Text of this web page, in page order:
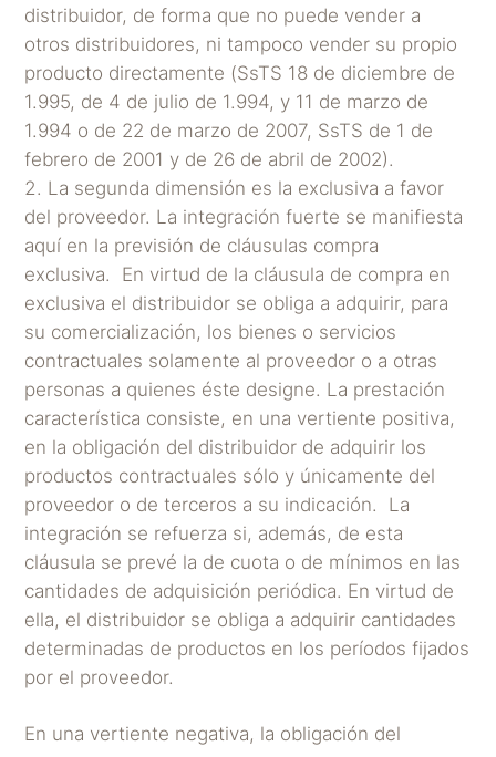
distribuidor, de forma que no puede vender a
otros distribuidores, ni tampoco vender su propio
producto directamente (SsTS 18 de diciembre de
1.995, de 4 de julio de 1.994, y 11 de marzo de
1.994 o de 22 de marzo de 2007, SsTS de 1 de
febrero de 2001 y de 26 de abril de 2002).
La segunda dimensión es la exclusiva a favor
del proveedor. La integración fuerte se manifiesta
aquí en la previsión de cláusulas compra
exclusiva. En virtud de la cláusula de compra en
exclusiva el distribuidor se obliga a adquirir, para
su comercialización, los bienes o servicios
contractuales solamente al proveedor o a otras
personas a quienes éste designe. La prestación
característica consiste, en una vertiente positiva,
en la obligación del distribuidor de adquirir los
productos contractuales sólo y únicamente del
proveedor o de terceros a su indicación. La
integración se refuerza si, además, de esta
cláusula se prevé la de cuota o de mínimos en las
cantidades de adquisición periódica. En virtud de
ella, el distribuidor se obliga a adquirir cantidades
determinadas de productos en los períodos fijados
por el proveedor.
En una vertiente negativa, la obligación del